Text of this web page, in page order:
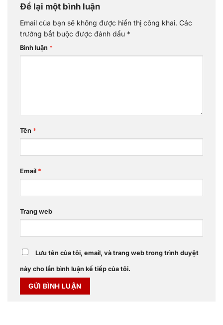
Để lại một bình luận
Email của bạn sẽ không được hiển thị công khai. Các
trường bắt buộc được đánh dấu *
Bình luận *
Tên *
Email *
Trang web
Lưu tên của tôi, email, và trang web trong trình duyệt
này cho lần bình luận kế tiếp của tôi.